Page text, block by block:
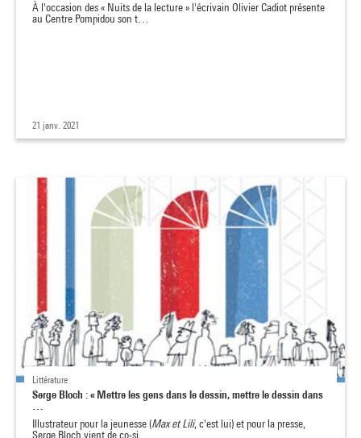
À l'occasion des « Nuits de la lecture » l'écrivain Olivier Cadiot présente
au Centre Pompidou son t…
21 janv. 2021
Littérature
Serge Bloch : « Mettre les gens dans le dessin, mettre le dessin dans
Illustrateur pour la jeunesse (Max et Lili, c'est lui) et pour la presse,
Serge Bloch vient de co-si…